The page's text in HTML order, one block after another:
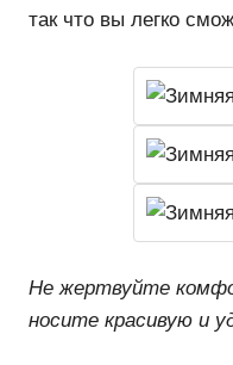
так что вы легко
Не жертвуйте
носите красивую и